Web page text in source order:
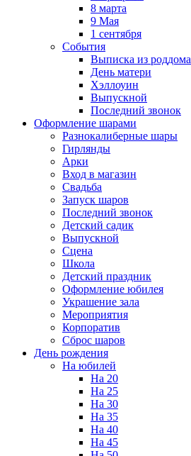
8 марта
9 Мая
1 сентября
События
Выписка из роддома
День матери
Хэллоуин
Выпускной
Последний звонок
Оформление шарами
Разнокалиберные шары
Гирлянды
Арки
Вход в магазин
Свадьба
Запуск шаров
Последний звонок
Детский садик
Выпускной
Сцена
Школа
Детский праздник
Оформление юбилея
Украшение зала
Мероприятия
Корпоратив
Сброс шаров
День рождения
На юбилей
На 20
На 25
На 30
На 35
На 40
На 45